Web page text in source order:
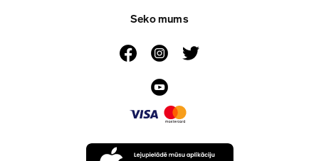
Seko mums